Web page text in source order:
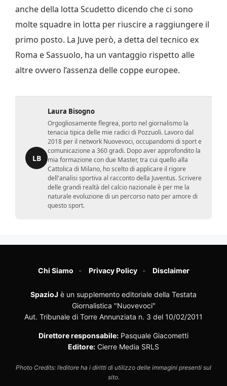
anche della lotta Scudetto dicendo che ci sono
molte squadre in lotta per riuscire a raggiungere il
primo posto. La Juve però, a detta del tecnico ex
Roma e Sassuolo, ha un vantaggio rispetto alle
altre ovvero l’assenza delle coppe europee.
LB
Laura Bisogno
Orgogliosamente flegrea, porto nel giornalismo la
tenacia tipica delle mie radici di Pozzuoli. Lavoro dal
2018 per il network Nuovevoci, occupandomi di sport e
comunicazione a 360 gradi. Dopo aver approfondito la
mia formazione con due Master, tra cui quello alla
Cattolica di Milano, ho scelto di applicare il rigore
dell'analisi sportiva al racconto della Juventus. Scrivere
delle grandi realtà del calcio nazionale è per me la
naturale evoluzione di un percorso nato per amore di
questo sport.
Chi Siamo Privacy Policy Disclaimer
SpazioJ è un supplemento editoriale della Testata
Giornalistica "Nuovevoci"
Aut. Tribunale di Torre Annunziata n. 3 del 10/02/2011
Direttore responsabile: Pasquale Giacometti
Editore: Cierre Media SRLS
Photo Credits: l’editore ha i diritti di utilizzo delle immagini presenti sul
sito.